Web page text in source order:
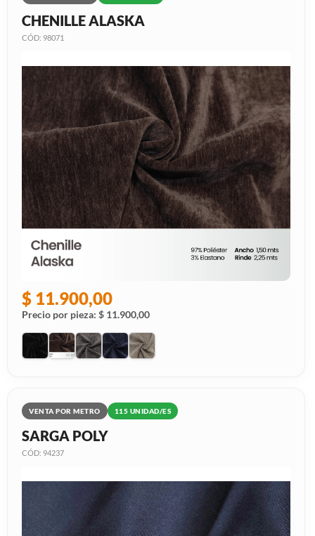
CHENILLE ALASKA
CÓD: 98071
$ 11.900,00
Precio por pieza: $ 11.900,00
VENTA POR METRO 115 UNIDAD/ES
SARGA POLY
CÓD: 94237